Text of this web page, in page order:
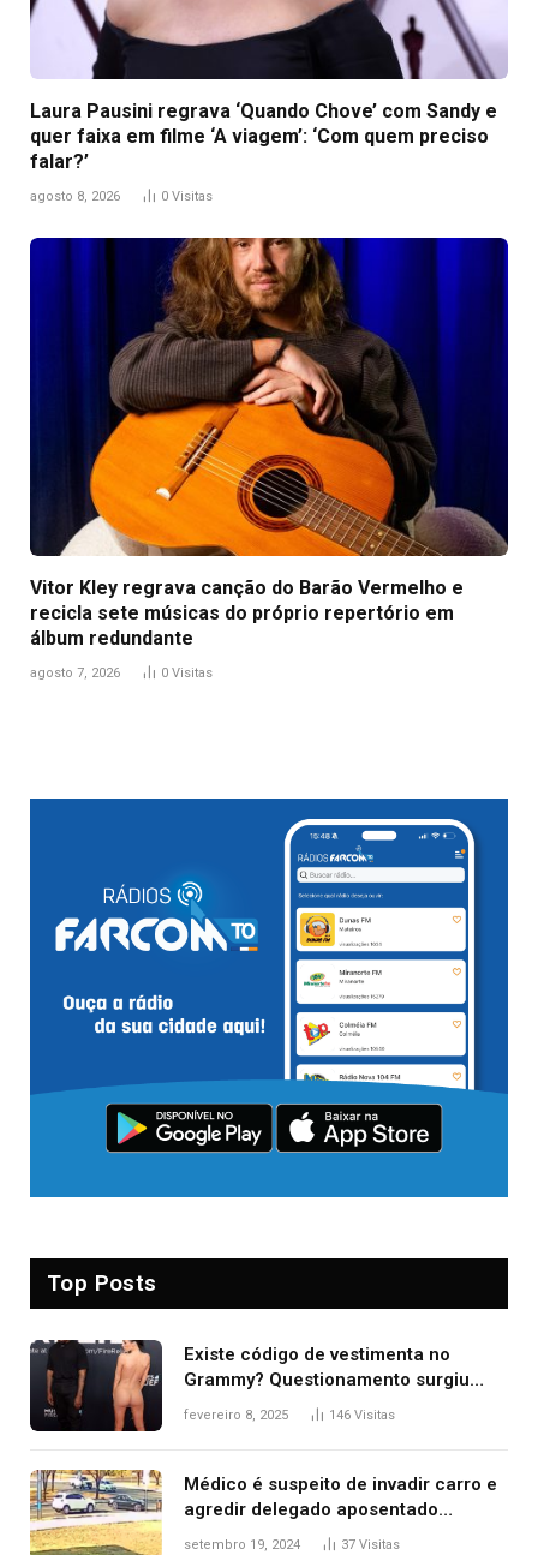
Laura Pausini regrava ‘Quando Chove’ com Sandy e
quer faixa em filme ‘A viagem’: ‘Com quem preciso
falar?’
agosto 8, 2026 0 Visitas
Vitor Kley regrava canção do Barão Vermelho e
recicla sete músicas do próprio repertório em
álbum redundante
agosto 7, 2026 0 Visitas
Top Posts
Existe código de vestimenta no
Grammy? Questionamento surgiu
após Bianca Censori, mulher de
fevereiro 8, 2025 146 Visitas
Médico é suspeito de invadir carro e
agredir delegado aposentado
durante confusão no trânsito
setembro 19, 2024 37 Visitas